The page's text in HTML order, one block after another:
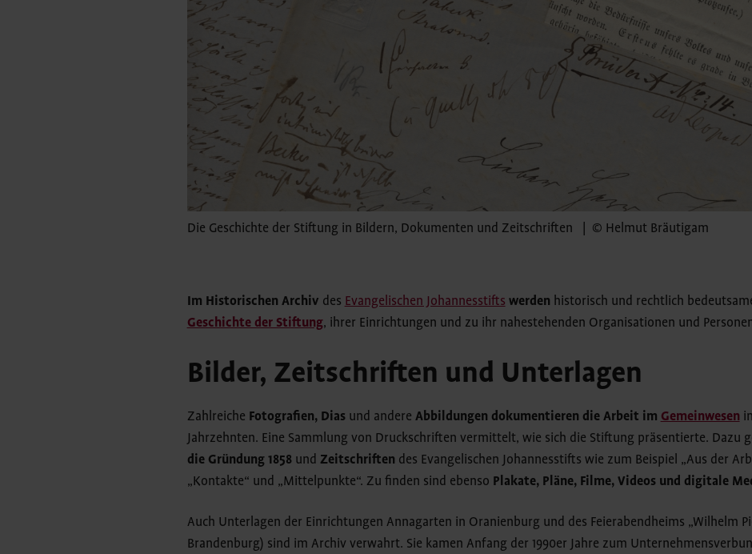
Die Geschichte der Stiftung in Bildern, Dokumenten und Zeitschriften | © Helmut Bräutigam
Im Historischen Archiv des Evangelischen Johannesstifts werden historisch und rechtlich
Geschichte der Stiftung, ihrer Einrichtungen und zu ihr nahestehenden Organisationen und
Bilder, Zeitschriften und Unterlagen
Zahlreiche Fotografien, Diasund andere Abbildungen dokumentieren die Arbeit im Gemeinwesen
Jahrzehnten. Eine Sammlung von Druckschriften vermittelt, wie sich die Stiftung präsentierte. Dazu
die Gründung 1858und Zeitschriften des Evangelischen Johannesstifts wie zum Beispiel „Aus der
„Kontakte“ und „Mittelpunkte“. Zu finden sind ebenso Plakate, Pläne, Filme, Videos und digitale
Auch Unterlagen der Einrichtungen Annagarten in Oranienburg und des Feierabendheims „Wilhelm
Brandenburg) sind im Archiv verwahrt. Sie kamen Anfang der 1990er Jahre zum